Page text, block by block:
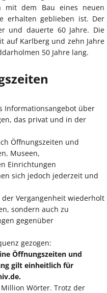
mit dem Bau eines neuen
erhalten geblieben ist. Der
und dauerte 60 Jahre. Die
auf Karlberg und zehn Jahre
50 Jahre lang.
Informationsangebot über
das privat und in der
Öffnungszeiten und
Museen,
Einrichtungen
sich jedoch jederzeit und
Vergangenheit wiederholt
sondern auch zu
gegenüber
gezogen:
Öffnungszeiten und
gilt einheitlich für
Wörter. Trotz der